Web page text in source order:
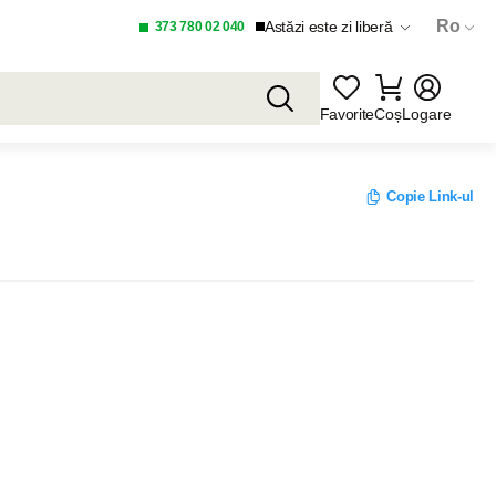
373 780 02 040 Astăzi este zi liberă Ro
FavoriteCoșLogare
Copie Link-ul